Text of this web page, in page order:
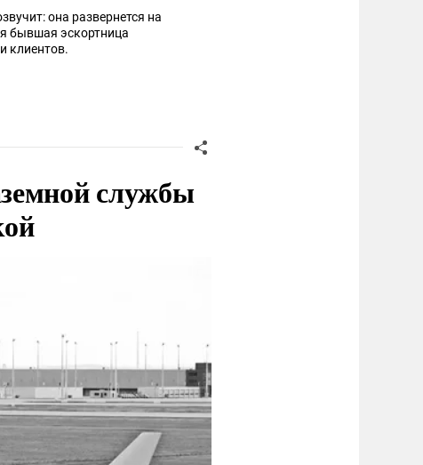
она развернется на
бывшая эскортница
клиентов.
службы